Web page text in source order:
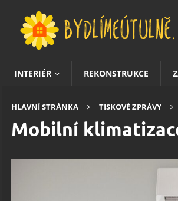
INTERIÉR REKONSTRUKCE
HLAVNÍ STRÁNKA TISKOVÉ ZPRÁVY
Mobilní